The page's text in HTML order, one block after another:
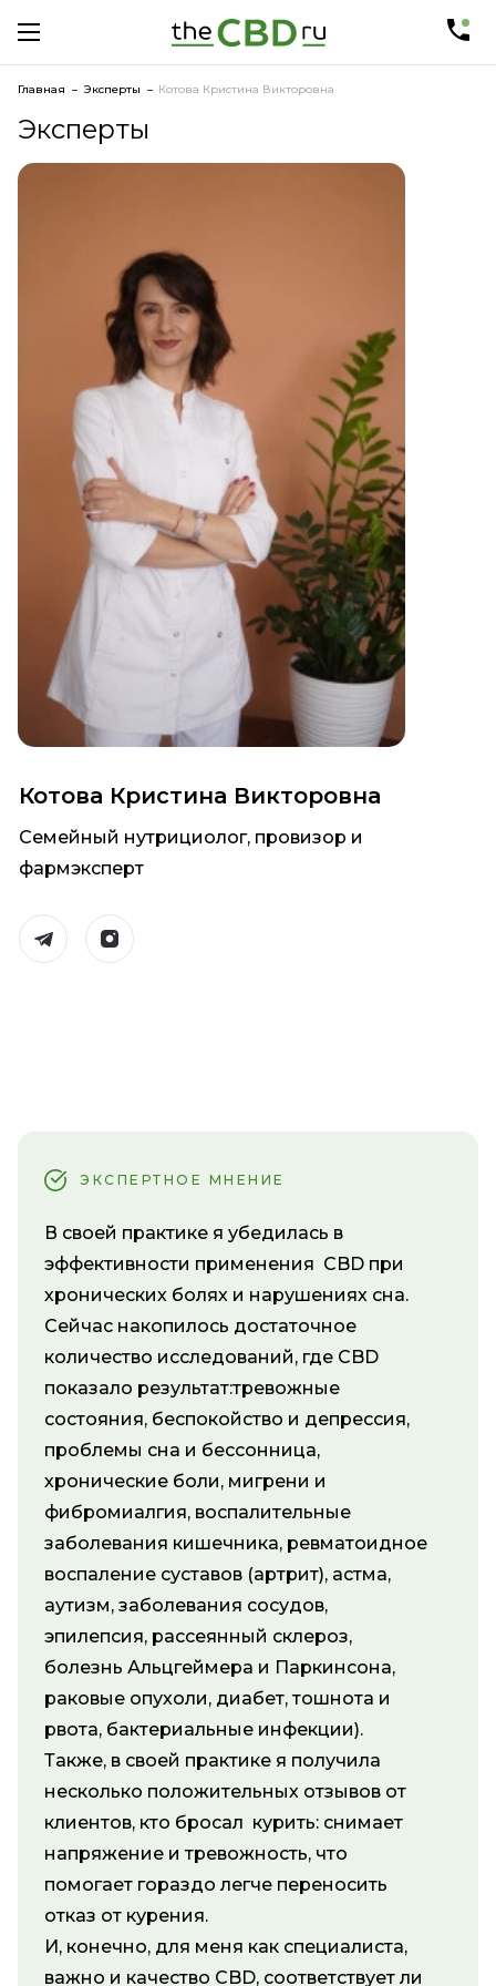
Главная Эксперты Котова Кристина Викторовна
Эксперты
Котова Кристина Викторовна
Семейный нутрициолог, провизор и
фармэксперт
ЭКСПЕРТНОЕ МНЕНИЕ
В своей практике я убедилась в
эффективности применения CBD при
хронических болях и нарушениях сна.
Сейчас накопилось достаточное
количество исследований, где CBD
показало результат:тревожные
состояния, беспокойство и депрессия,
проблемы сна и бессонница,
хронические боли, мигрени и
фибромиалгия, воспалительные
заболевания кишечника, ревматоидное
воспаление суставов (артрит), астма,
аутизм, заболевания сосудов,
эпилепсия, рассеянный склероз,
болезнь Альцгеймера и Паркинсона,
раковые опухоли, диабет, тошнота и
рвота, бактериальные инфекции).
Также, в своей практике я получила
несколько положительных отзывов от
клиентов, кто бросал курить: снимает
напряжение и тревожность, что
помогает гораздо легче переносить
отказ от курения.
И, конечно, для меня как специалиста,
важно и качество CBD, соответствует ли